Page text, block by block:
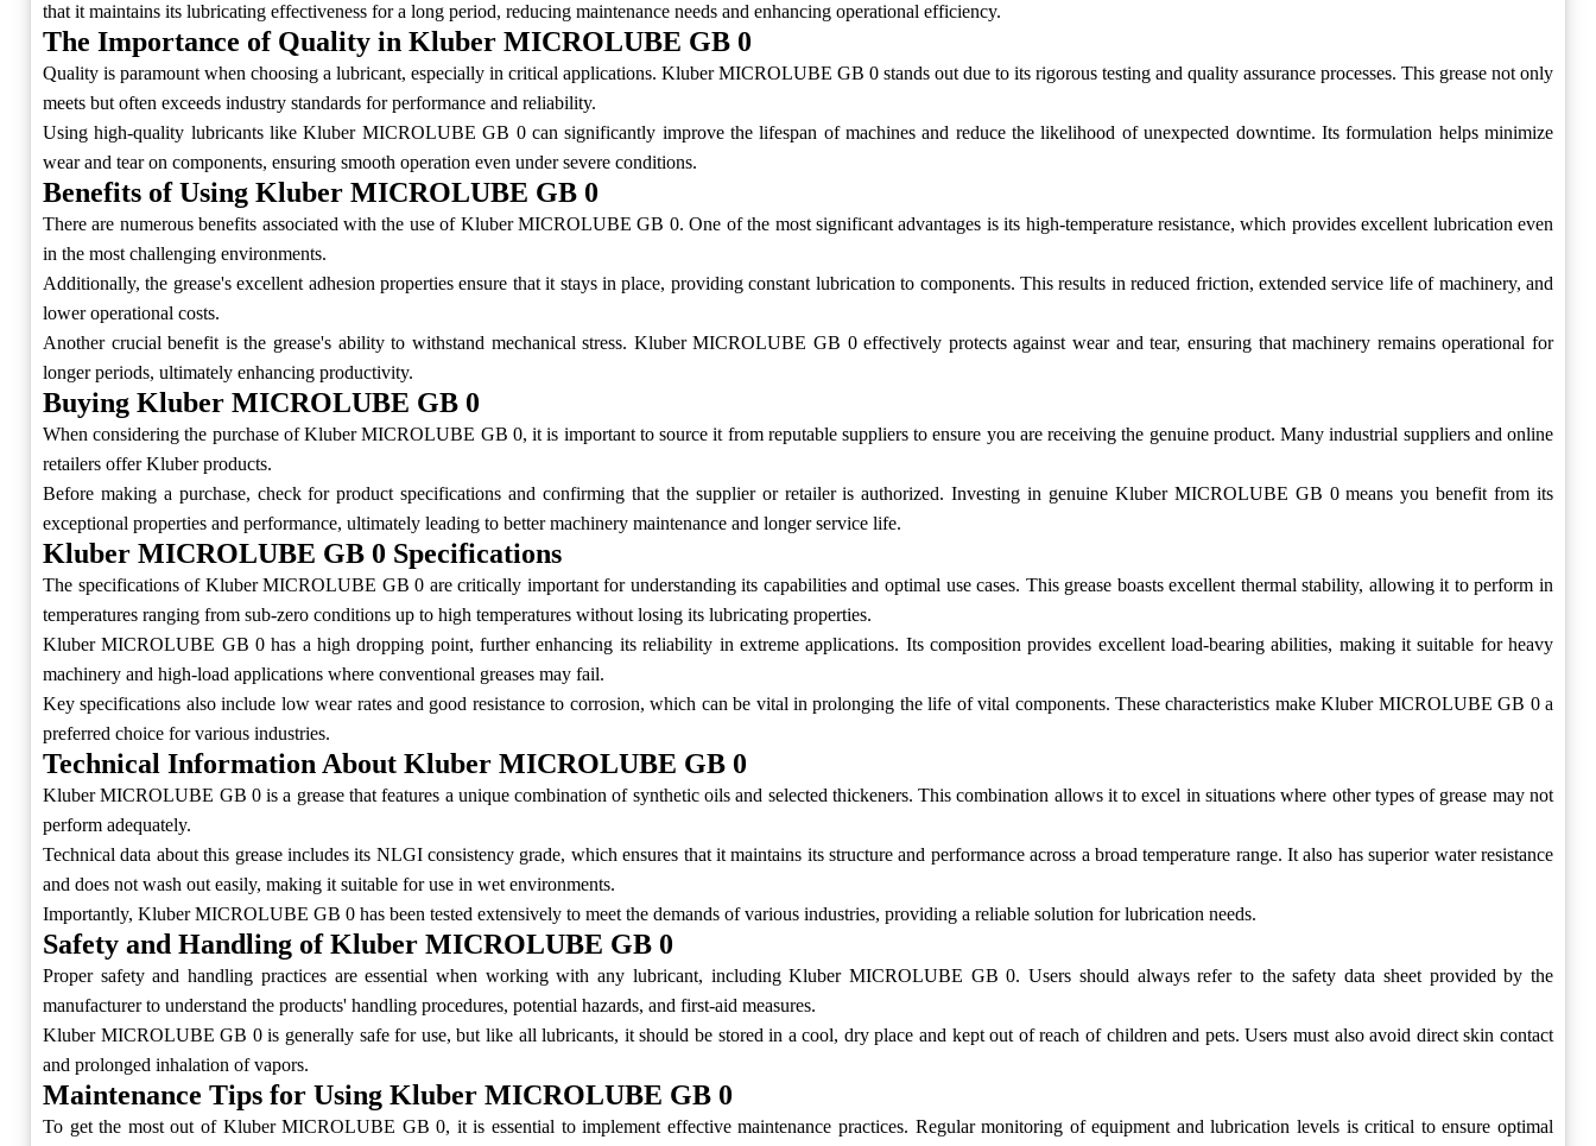
that it maintains its lubricating effectiveness for a long period, reducing maintenance needs and enhancing operational efficiency.
The Importance of Quality in Kluber MICROLUBE GB 0
Quality is paramount when choosing a lubricant, especially in critical applications. Kluber MICROLUBE GB 0 stands out due to its rigorous testing and quality assurance processes. This grease not only
meets but often exceeds industry standards for performance and reliability.
Using high-quality lubricants like Kluber MICROLUBE GB 0 can significantly improve the lifespan of machines and reduce the likelihood of unexpected downtime. Its formulation helps minimize
wear and tear on components, ensuring smooth operation even under severe conditions.
Benefits of Using Kluber MICROLUBE GB 0
There are numerous benefits associated with the use of Kluber MICROLUBE GB 0. One of the most significant advantages is its high-temperature resistance, which provides excellent lubrication even
in the most challenging environments.
Additionally, the grease's excellent adhesion properties ensure that it stays in place, providing constant lubrication to components. This results in reduced friction, extended service life of machinery, and
lower operational costs.
Another crucial benefit is the grease's ability to withstand mechanical stress. Kluber MICROLUBE GB 0 effectively protects against wear and tear, ensuring that machinery remains operational for
longer periods, ultimately enhancing productivity.
Buying Kluber MICROLUBE GB 0
When considering the purchase of Kluber MICROLUBE GB 0, it is important to source it from reputable suppliers to ensure you are receiving the genuine product. Many industrial suppliers and online
retailers offer Kluber products.
Before making a purchase, check for product specifications and confirming that the supplier or retailer is authorized. Investing in genuine Kluber MICROLUBE GB 0 means you benefit from its
exceptional properties and performance, ultimately leading to better machinery maintenance and longer service life.
Kluber MICROLUBE GB 0 Specifications
The specifications of Kluber MICROLUBE GB 0 are critically important for understanding its capabilities and optimal use cases. This grease boasts excellent thermal stability, allowing it to perform in
temperatures ranging from sub-zero conditions up to high temperatures without losing its lubricating properties.
Kluber MICROLUBE GB 0 has a high dropping point, further enhancing its reliability in extreme applications. Its composition provides excellent load-bearing abilities, making it suitable for heavy
machinery and high-load applications where conventional greases may fail.
Key specifications also include low wear rates and good resistance to corrosion, which can be vital in prolonging the life of vital components. These characteristics make Kluber MICROLUBE GB 0 a
preferred choice for various industries.
Technical Information About Kluber MICROLUBE GB 0
Kluber MICROLUBE GB 0 is a grease that features a unique combination of synthetic oils and selected thickeners. This combination allows it to excel in situations where other types of grease may not
perform adequately.
Technical data about this grease includes its NLGI consistency grade, which ensures that it maintains its structure and performance across a broad temperature range. It also has superior water resistance
and does not wash out easily, making it suitable for use in wet environments.
Importantly, Kluber MICROLUBE GB 0 has been tested extensively to meet the demands of various industries, providing a reliable solution for lubrication needs.
Safety and Handling of Kluber MICROLUBE GB 0
Proper safety and handling practices are essential when working with any lubricant, including Kluber MICROLUBE GB 0. Users should always refer to the safety data sheet provided by the
manufacturer to understand the products' handling procedures, potential hazards, and first-aid measures.
Kluber MICROLUBE GB 0 is generally safe for use, but like all lubricants, it should be stored in a cool, dry place and kept out of reach of children and pets. Users must also avoid direct skin contact
and prolonged inhalation of vapors.
Maintenance Tips for Using Kluber MICROLUBE GB 0
To get the most out of Kluber MICROLUBE GB 0, it is essential to implement effective maintenance practices. Regular monitoring of equipment and lubrication levels is critical to ensure optimal